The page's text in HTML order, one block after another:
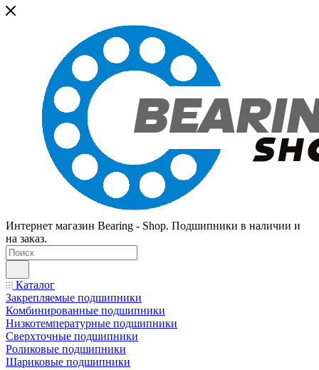
Интернет магазин Bearing - Shop. Подшипники в наличии и
на заказ.
Каталог
Закрепляемые подшипники
Комбинированные подшипники
Низкотемпературные подшипники
Сверхточные подшипники
Роликовые подшипники
Шариковые подшипники